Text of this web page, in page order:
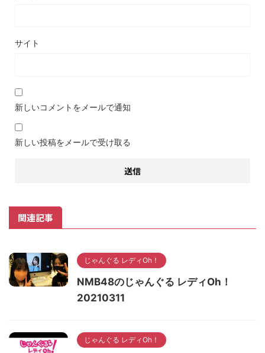
サイト
新しいコメントをメールで通知
新しい投稿をメールで受け取る
関連記事
じゃんぐる レディOh！
NMB48のじゃんぐる レディOh！
20210311
じゃんぐる レディOh！